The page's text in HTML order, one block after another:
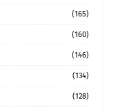
(165)
(160)
(146)
(134)
(128)